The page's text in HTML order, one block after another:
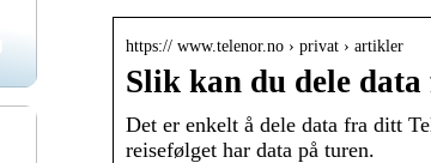
https:// www.telenor.no › privat › artikler
Slik kan du dele
Det er enkelt å dele data fra ditt
reisefølget har data på turen.